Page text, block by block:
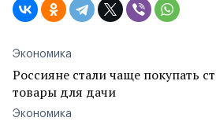
Экономика
Россияне стали чаще покупать
товары для дачи
Экономика